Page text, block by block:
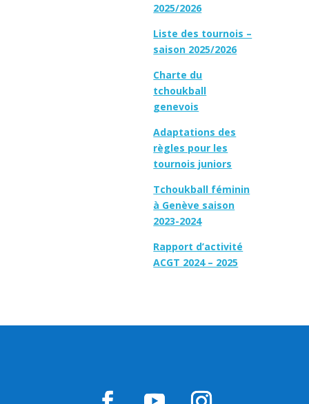
2025/2026
Liste des tournois –
saison 2025/2026
Charte du
tchoukball
genevois
Adaptations des
règles pour les
tournois juniors
Tchoukball féminin
à Genève saison
2023-2024
Rapport d’activité
ACGT 2024 – 2025